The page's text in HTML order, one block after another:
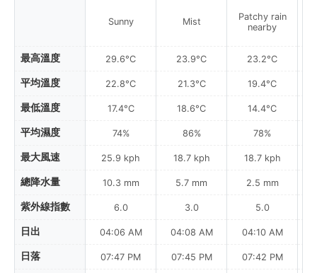
最高溫度
平均溫度
最低溫度
平均濕度
最大風速
總降水量
紫外線指數
日出
日落
Sunny
29.6°C
22.8°C
17.4°C
74%
25.9 kph
10.3 mm
6.0
04:06 AM
07:47 PM
Mist
23.9°C
21.3°C
18.6°C
86%
18.7 kph
5.7 mm
3.0
04:08 AM
07:45 PM
Patchy rain
nearby
23.2°C
19.4°C
14.4°C
78%
18.7 kph
2.5 mm
5.0
04:10 AM
07:42 PM